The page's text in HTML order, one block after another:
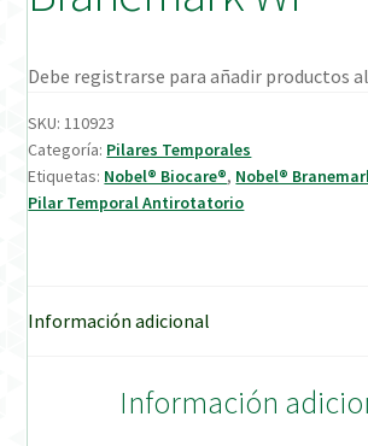
Welcome to DELTA Abutments | Tienda
Debe registrarse para añadir productos
SKU:110923
Categoría: Pilares Temporales
Etiquetas: Nobel® Biocare®, Nobel®
Pilar Temporal Antirotatorio
Información adicional
Información